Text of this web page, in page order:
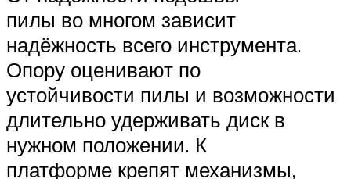
пилы во многом зависит
надёжность всего инструмента.
Опору оценивают по
устойчивости пилы и возможности
длительно удерживать диск в
нужном положении. К
платформе крепят механизмы,